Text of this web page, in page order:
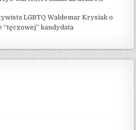
LGBTQ Waldemar Krysiak o
kandydata